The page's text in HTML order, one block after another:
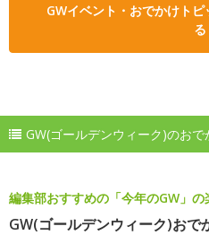
GWイベント・おでかけト
る
GW(ゴールデンウィーク)のお
編集部おすすめの「今年のGW」
GW(ゴールデンウィーク)おで